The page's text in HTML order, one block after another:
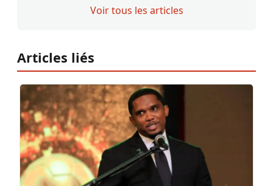
Voir tous les articles
Articles liés